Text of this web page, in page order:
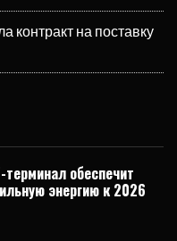
контракт на поставку
обеспечит
энергию к 2026